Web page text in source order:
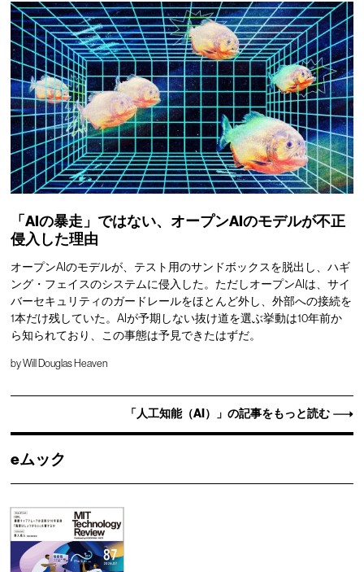
「AIの暴走」ではない、オープンAIのモデルが不正
侵入した理由
オープンAIのモデルが、テスト用のサンドボックスを脱出し、ハギ
ング・フェイスのシステムに侵入した。ただしオープンAIは、サイ
バーセキュリティのガードレールをほとんど外し、外部への接続を
1本だけ残していた。AIが予期しない抜け道を選ぶ挙動は10年前か
ら知られており、この事態は予見できたはずだ。
byWill Douglas Heaven
「人工知能（AI）」の記事をもっと読む
eムック